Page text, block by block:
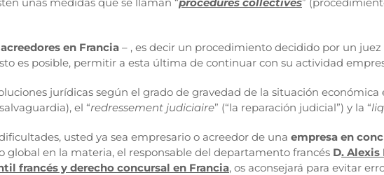
en Francia – , es decir un procedimiento decidido por un
es posible, permitir a esta última de continuar con su actividad
jurídicas según el grado de gravedad de la situación
el “redressement judiciaire” (“la reparación judicial”) y la “
usted ya sea empresario o acreedor de una empresa en
global en la materia, el responsable del departamento francés D. Alexis
francés y derecho concursal en Francia, os aconsejará para evitar